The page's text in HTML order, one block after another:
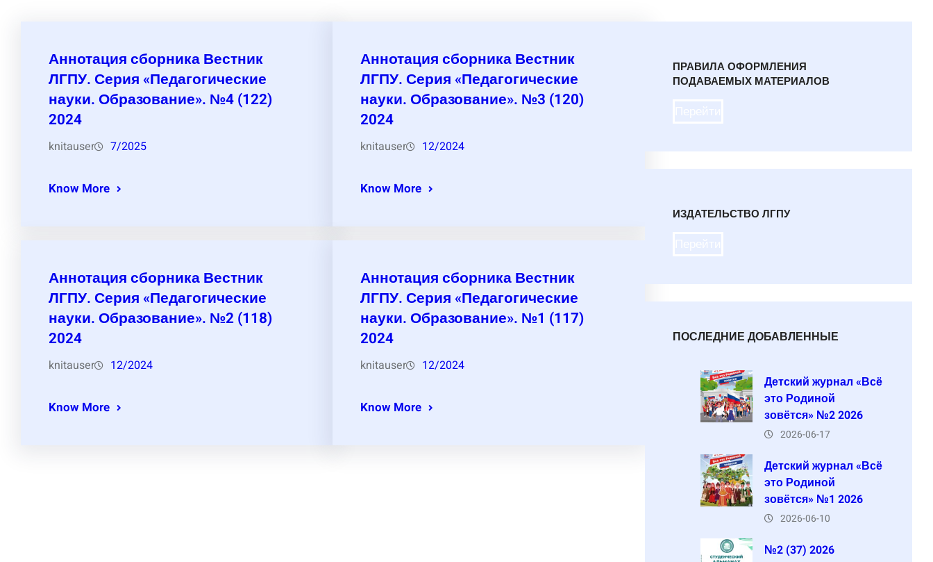
Аннотация сборника Вестник
ЛГПУ. Серия «Педагогические
науки. Образование». №4 (122)
2024
knitauser 7/2025
Know More
Аннотация сборника Вестник
ЛГПУ. Серия «Педагогические
науки. Образование». №3 (120)
2024
knitauser 12/2024
Know More
Аннотация сборника Вестник
ЛГПУ. Серия «Педагогические
науки. Образование». №2 (118)
2024
knitauser 12/2024
Know More
Аннотация сборника Вестник
ЛГПУ. Серия «Педагогические
науки. Образование». №1 (117)
2024
knitauser 12/2024
Know More
ПРАВИЛА ОФОРМЛЕНИЯ
ПОДАВАЕМЫХ МАТЕРИАЛОВ
ИЗДАТЕЛЬСТВО ЛГПУ
ПОСЛЕДНИЕ ДОБАВЛЕННЫЕ
Детский журнал «Всё
это Родиной
зовётся» №2 2026
2026-06-17
Детский журнал «Всё
это Родиной
зовётся» №1 2026
2026-06-10
№2 (37) 2026